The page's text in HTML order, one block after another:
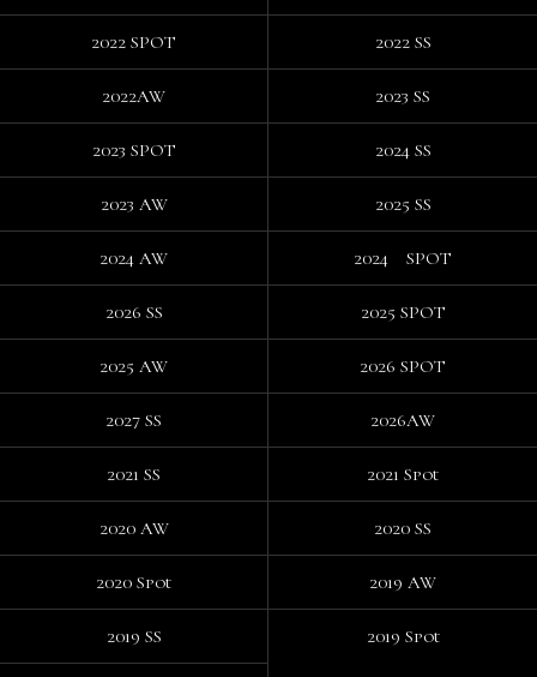
2022 SPOT 2022 SS
2022AW 2023 SS
2023 SPOT 2024 SS
2023 AW 2025 SS
2024 AW 2024 SPOT
2026 SS 2025 SPOT
2025 AW 2026 SPOT
2027 SS 2026AW
2021 SS 2021 Spot
2020 AW 2020 SS
2020 Spot 2019 AW
2019 SS 2019 Spot